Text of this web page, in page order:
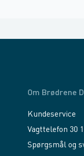
Om Brødrene
Kundeservice
Vagttelefon 30
Spørgsmål og